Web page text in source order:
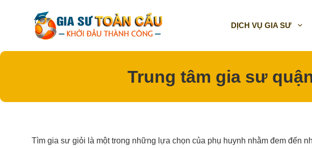
DỊCH VỤ GIA SƯ
Trung tâm gia sư
Tìm gia sư giỏi là một trong những lựa chọn của phụ huynh nhằm đem đến